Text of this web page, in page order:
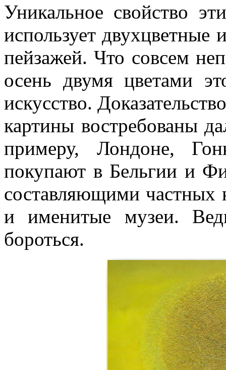
Уникальное свойство
использует
пейзажей. Что совсем
осень двумя цветами
искусство.
картины востребованы
примеру, Лондоне,
покупают в Бельгии и
составляющими частных
и именитые музеи.
бороться.